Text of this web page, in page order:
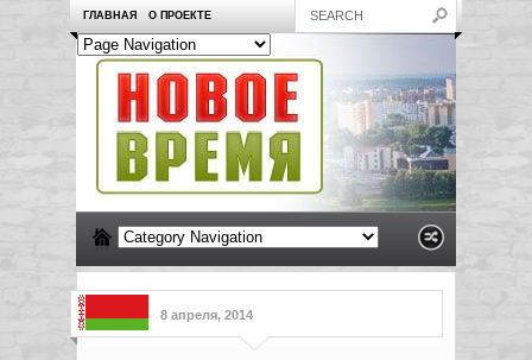
ГЛАВНАЯ О ПРОЕКТЕ
8 апреля, 2014